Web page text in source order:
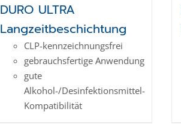
DURO ULTRA
Langzeitbeschichtung
CLP-kenn­zeich­­nungs­frei
gebrauchsfertige Anwendung
gute
Alkohol-/Desinfektionsmittel-
Kompatibilität